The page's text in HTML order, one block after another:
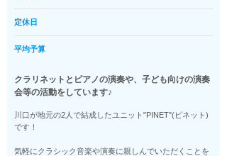
定休日
平均予算
クラリネットとピアノの演奏や、子ども向けの演奏
会等の活動をしています♪
川口が地元の2人で結成したユニット"PINET"(ピネット)
です！
気軽にクラシック音楽や演奏に親しんでいただくことを